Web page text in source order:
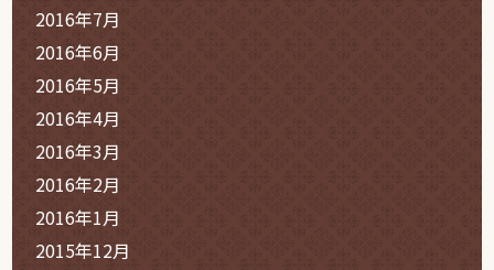
2016年7月
2016年6月
2016年5月
2016年4月
2016年3月
2016年2月
2016年1月
2015年12月